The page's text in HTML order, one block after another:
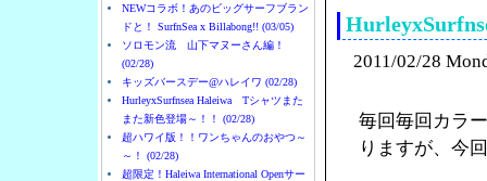
NEWコラボ！あのビッグサーフブラン
ドと！ SurfnSea x Billabong!! (03/05)
ソロモン流 山下マヌーさん編！
(02/28)
キッズバースデー@ハレイワ (02/28)
HurleyxSurfnsea Haleiwa Tシャツまた
また新色登場～！！ (02/28)
超ハワイ版！！ワンちゃんのおやつ～
～！ (02/28)
超限定！Haleiwa International Openサー
2011/02/28
毎回毎回カラ
りますが、今